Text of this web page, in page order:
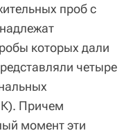
проб с
которых дали
четыре
Причем
момент эти